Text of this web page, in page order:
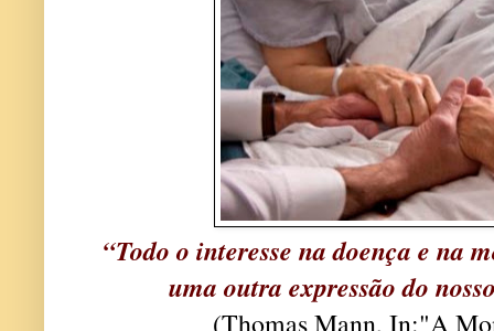
“Todo o interesse na doença e na
uma outra expressão do
(Thomas Mann, In:"A